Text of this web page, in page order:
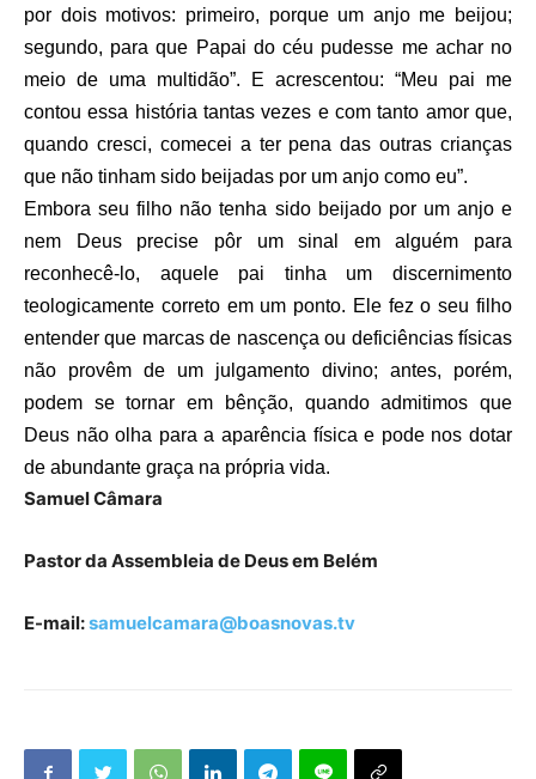
por dois motivos: primeiro, porque um anjo me beijou;
segundo, para que Papai do céu pudesse me achar no
meio de uma multidão”. E acrescentou: “Meu pai me
contou essa história tantas vezes e com tanto amor que,
quando cresci, comecei a ter pena das outras crianças
que não tinham sido beijadas por um anjo como eu”.
Embora seu filho não tenha sido beijado por um anjo e
nem Deus precise pôr um sinal em alguém para
reconhecê-lo, aquele pai tinha um discernimento
teologicamente correto em um ponto. Ele fez o seu filho
entender que marcas de nascença ou deficiências físicas
não provêm de um julgamento divino; antes, porém,
podem se tornar em bênção, quando admitimos que
Deus não olha para a aparência física e pode nos dotar
de abundante graça na própria vida.
Samuel Câmara
Pastor da Assembleia de Deus em Belém
E-mail:samuelcamara@boasnovas.tv